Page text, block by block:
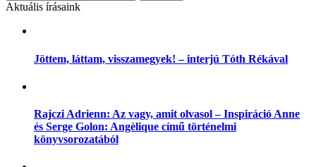
Aktuális írásaink
Jöttem, láttam, visszamegyek! – interjú Tóth Rékával
Rajczi Adrienn: Az vagy, amit olvasol – Inspiráció Anne
és Serge Golon: Angèlique című történelmi
könyvsorozatából